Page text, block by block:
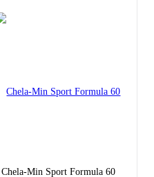
Chela-Min Sport Formula 60